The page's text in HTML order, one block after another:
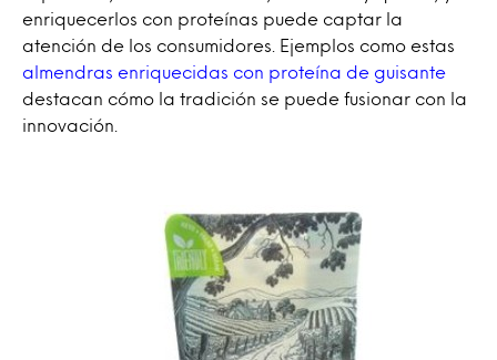
enriquecerlos con proteínas puede captar la
atención de los consumidores. Ejemplos como estas
almendras enriquecidas con proteína de guisante
destacan cómo la tradición se puede fusionar con la
innovación.